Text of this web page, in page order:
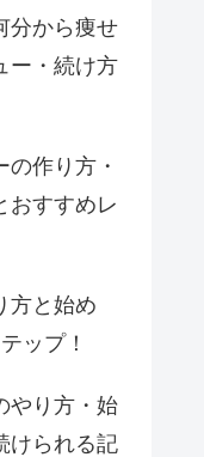
分から痩せ
ー・続け方
作り方・
おすすめレ
方と始め
ップ！
やり方・始
けられる記